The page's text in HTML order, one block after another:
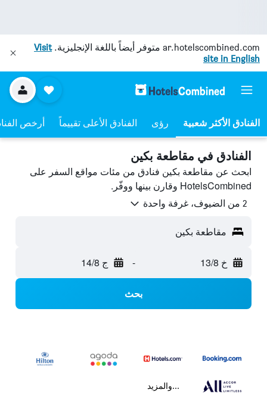
ar.hotelscombined.com متوفر أيضاً باللغة الإنجليزية.Visit
site in English
رؤى الفنادق الأعلى تقييماً أرخص
الفنادق في مقاطعة بكين
ابحث عن مقاطعة بكين فنادق من مئات مواقع السفر على
HotelsCombined وقارن بينها ووفّر.
2 من الضيوف، غرفة واحدة
مقاطعة بكين
خ 13/8 - ج 14/8
بحث
...والمزيد